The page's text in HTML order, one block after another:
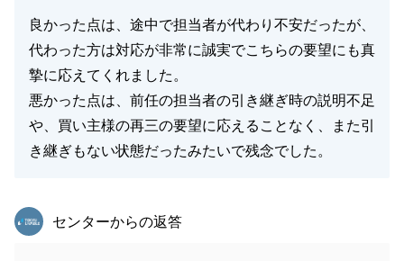
良かった点は、途中で担当者が代わり不安だったが、
代わった方は対応が非常に誠実でこちらの要望にも真
摯に応えてくれました。
悪かった点は、前任の担当者の引き継ぎ時の説明不足
や、買い主様の再三の要望に応えることなく、また引
き継ぎもない状態だったみたいで残念でした。
東急リバブル
センターからの返答